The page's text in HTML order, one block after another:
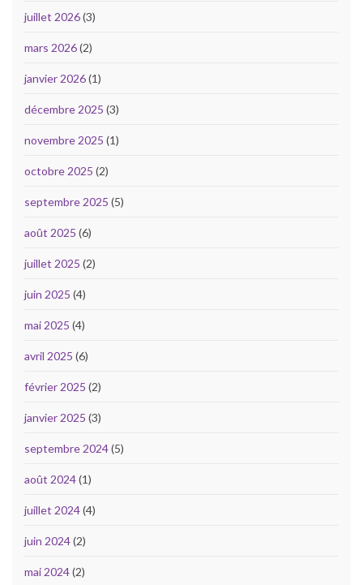
juillet 2026(3)
mars 2026(2)
janvier 2026(1)
décembre 2025 (3)
novembre 2025 (1)
octobre 2025 (2)
septembre 2025 (5)
août 2025 (6)
juillet 2025 (2)
juin 2025 (4)
mai 2025 (4)
avril 2025 (6)
février 2025 (2)
janvier 2025 (3)
septembre 2024(5)
août 2024(1)
juillet 2024(4)
juin 2024(2)
mai 2024(2)